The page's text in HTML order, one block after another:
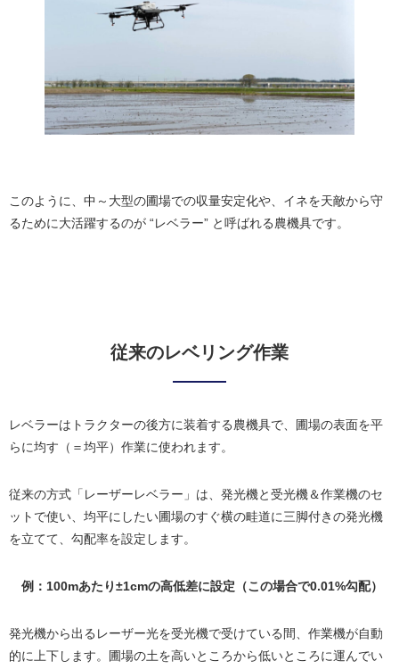
このように、中～大型の圃場での収量安定化や、イネを天敵から守
るために大活躍するのが “レベラー” と呼ばれる農機具です。
従来のレベリング作業
レベラーはトラクターの後方に装着する農機具で、圃場の表面を平
らに均す（＝均平）作業に使われます。
従来の方式「レーザーレベラー」は、発光機と受光機＆作業機のセ
ットで使い、均平にしたい圃場のすぐ横の畦道に三脚付きの発光機
を立てて、勾配率を設定します。
例：100mあたり±1cmの高低差に設定（この場合で0.01%勾配）
発光機から出るレーザー光を受光機で受けている間、作業機が自動
的に上下します。圃場の土を高いところから低いところに運んでい